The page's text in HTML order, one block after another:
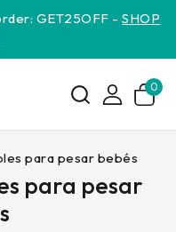
GET25OFF -SHOP
0
para pesar bebés
para pesar